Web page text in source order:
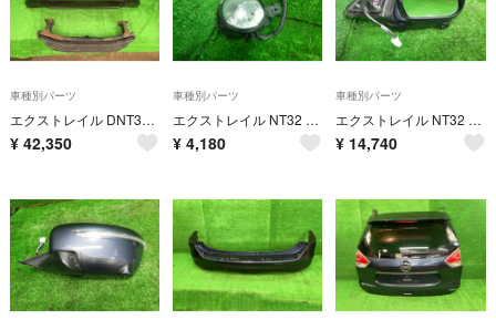
車種別パーツ
エクストレイル DNT31 フロントバンパー 20GT S 4WD 5人 62022-3UB7E RAQ
¥ 42,350
車種別パーツ
エクストレイル NT32 左フォグランプ・フォグライト 20XT エマージェンシー ヴァレオ 03B 26155-8994A RAQ
¥ 4,180
車種別パーツ
エクストレイル NT32 右サイドミラー・ドアミラー 20XT エマージェンシー 4WD 5人 96301-4CA8A RAQ
¥ 14,740